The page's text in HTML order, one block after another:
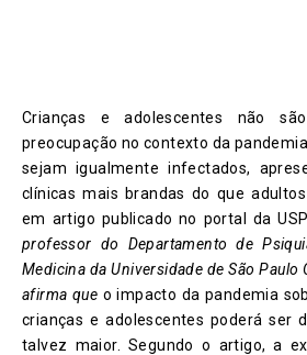
Crianças e adolescentes não
preocupação no contexto da
sejam igualmente infectados,
clínicas mais brandas do que
em artigo publicado no portal da
professor do Departamento de
Medicina da Universidade de São Paulo
afirma que o impacto da pandemia
crianças e adolescentes poderá ser
talvez maior. Segundo o artigo, a